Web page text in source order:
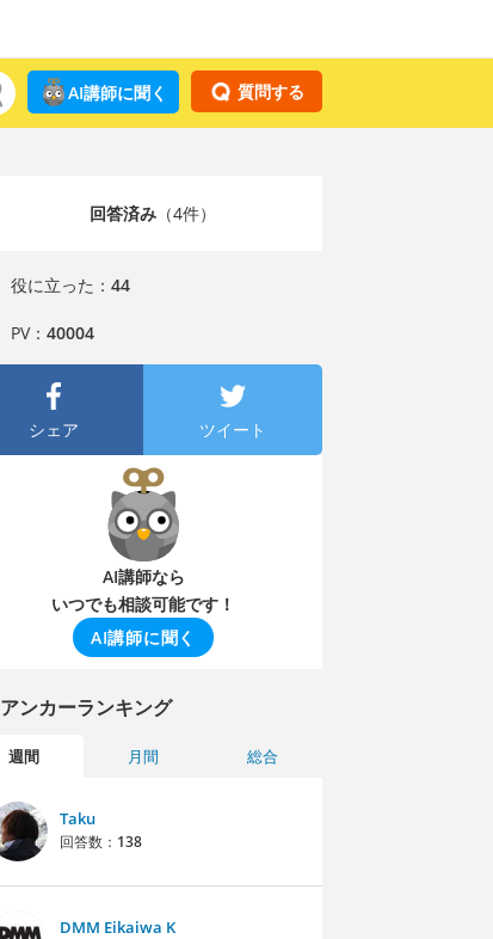
質問する
AI講師に聞く
回答済み（4件）
役に立った： 44
PV： 40004
シェア ツイート
AI講師なら
いつでも相談可能です！
AI講師に聞く
アンカーランキング
週間 月間 総合
Taku
回答数： 138
DMM Eikaiwa K